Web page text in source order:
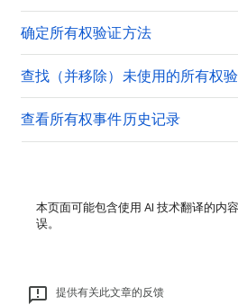
确定所有权验证方法
查找（并移除）未使用的所有权
查看所有权事件历史记录
本页面可能包含使用 AI 技术翻译的内
误。
提供有关此文章的反馈